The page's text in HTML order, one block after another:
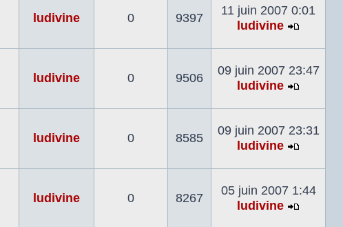
dernier
ludivine 0 9397
11 juin 2007 0:01
ludivine
le
dernier
ludivine 0 9506
09 juin 2007 23:47
ludivine
le
dernier
ludivine 0 8585
09 juin 2007 23:31
ludivine
le
dernier
ludivine 0 8267
05 juin 2007 1:44
ludivine